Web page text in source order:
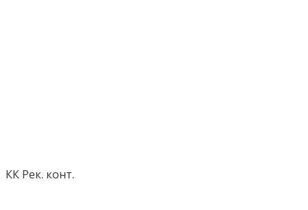
КК Рек. конт.